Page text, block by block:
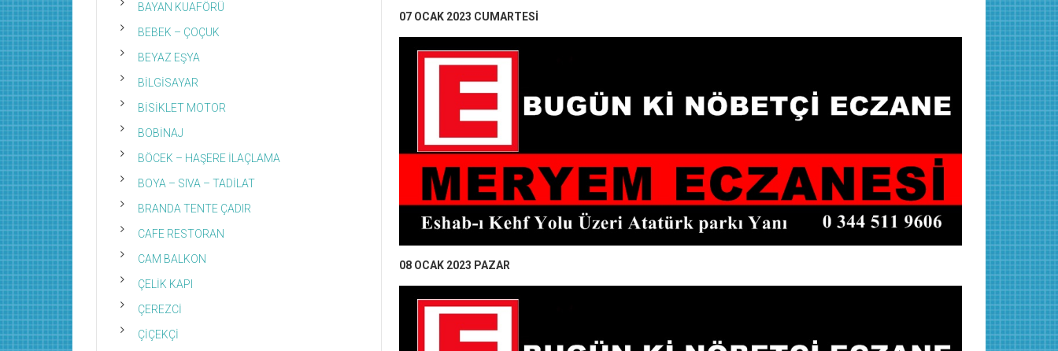
07 OCAK 2023 CUMARTESİ
08 OCAK 2023 PAZAR
BAYAN KUAFÖRÜ
BEBEK – ÇOÇUK
BEYAZ EŞYA
BİLGİSAYAR
BİSİKLET MOTOR
BOBİNAJ
BÖCEK – HAŞERE İLAÇLAMA
BOYA – SIVA – TADİLAT
BRANDA TENTE ÇADIR
CAFE RESTORAN
CAM BALKON
ÇELİK KAPI
ÇEREZCİ
ÇİÇEKÇİ